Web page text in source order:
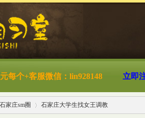
每个+客服微信：lin928148 立即
石家庄sm圈 石家庄大学生找女王调教